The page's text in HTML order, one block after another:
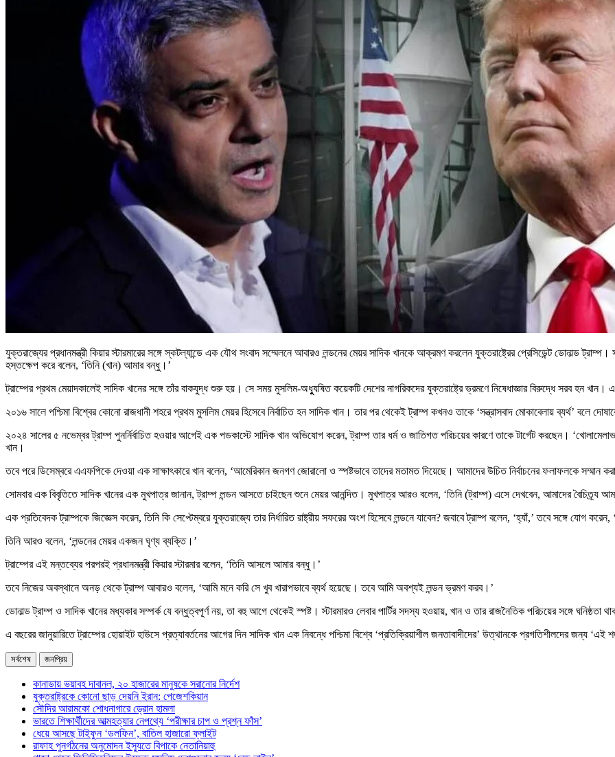
যুক্তরাজ্যের প্রধানমন্ত্রী কিয়ার স্টারমারের সঙ্গে স্কটল্যান্ডে এক যৌথ সংবাদ সম্মেলনে আবারও লন্ডনের মেয়র সাদিক খানকে আক্রমণ করলেন যুক্তরাষ্ট্রের প্রেসিডেন্ট ডোনাল্ড
হস্তক্ষেপ করে বলেন, ‘তিনি (খান) আমার বন্ধু।’
ট্রাম্পের প্রথম মেয়াদকালেই সাদিক খানের সঙ্গে তাঁর বাকযুদ্ধ শুরু হয়। সে সময় মুসলিম-অধ্যুুষিত কয়েকটি দেশের নাগরিকদের যুক্তরাষ্ট্রে ভ্রমণে নিষেধাজ্ঞার বিরুদ্ধে সরব হন
২০১৬ সালে পশ্চিমা বিশ্বের কোনো রাজধানী শহরে প্রথম মুসলিম মেয়র হিসেবে নির্বাচিত হন সাদিক খান। তার পর থেকেই ট্রাম্প কখনও তাকে ‘সন্ত্রাসবাদ মোকাবেলায় ব্যর্থ’
২০২৪ সালের ৫ নভেম্বর ট্রাম্প পুনর্নির্বাচিত হওয়ার আগেই এক পডকাস্টে সাদিক খান অভিযোগ করেন, ট্রাম্প তার ধর্ম ও জাতিগত পরিচয়ের কারণে তাকে টার্গেট করছেন।
খান।
তবে পরে ডিসেম্বরে এএফপিকে দেওয়া এক সাক্ষাৎকারে খান বলেন, ‘আমেরিকান জনগণ জোরালো ও স্পষ্টভাবে তাদের মতামত দিয়েছে। আমাদের উচিত নির্বাচনের ফলাফলকে সম্মান
সোমবার এক বিবৃতিতে সাদিক খানের এক মুখপাত্র জানান, ট্রাম্প লন্ডন আসতে চাইছেন শুনে মেয়র আনন্দিত। মুখপাত্র আরও বলেন, ‘তিনি (ট্রাম্প) এসে দেখবেন, আমাদের বৈচিত্র্য
এক প্রতিবেদক ট্রাম্পকে জিজ্ঞেস করেন, তিনি কি সেপ্টেম্বরে যুক্তরাজ্যে তার নির্ধারিত রাষ্ট্রীয় সফরের অংশ হিসেবে লন্ডনে যাবেন? জবাবে ট্রাম্প বলেন, ‘হ্যাঁ,’ তবে সঙ্গে যোগ
তিনি আরও বলেন, ‘লন্ডনের মেয়র একজন ঘৃণ্য ব্যক্তি।’
ট্রাম্পের এই মন্তব্যের পরপরই প্রধানমন্ত্রী কিয়ার স্টারমার বলেন, ‘তিনি আসলে আমার বন্ধু।’
তবে নিজের অবস্থানে অনড় থেকে ট্রাম্প আবারও বলেন, ‌‘আমি মনে করি সে খুব খারাপভাবে ব্যর্থ হয়েছে। তবে আমি অবশ্যই লন্ডন ভ্রমণ করব।’
ডোনাল্ড ট্রাম্প ও সাদিক খানের মধ্যকার সম্পর্ক যে বন্ধুত্বপূর্ণ নয়, তা বহু আগে থেকেই স্পষ্ট। স্টারমারও লেবার পার্টির সদস্য হওয়ায়, খান ও তার রাজনৈতিক পরিচয়ের সঙ্গে ঘনিষ্ঠতা
এ বছরের জানুয়ারিতে ট্রাম্পের হোয়াইট হাউসে প্রত্যাবর্তনের আগের দিন সাদিক খান এক নিবন্ধে পশ্চিমা বিশ্বে ‘প্রতিক্রিয়াশীল জনতাবাদীদের’ উত্থানকে প্রগতিশীলদের জন্য
সর্বশেষ জনপ্রিয়
কানাডায় ভয়াবহ দাবানল, ২০ হাজারের মানুষকে সরানোর নির্দেশ
যুক্তরাষ্ট্রকে কোনো ছাড় দেয়নি ইরান: পেজেশকিয়ান
সৌদির আরামকো শোধনাগারে ড্রোন হামলা
ভারতে শিক্ষার্থীদের আত্মহত্যার নেপথ্যে ‘পরীক্ষার চাপ ও প্রশ্ন ফাঁস’
ধেয়ে আসছে টাইফুন ‘ডলফিন’, বাতিল হাজারো ফ্লাইট
রাফাহ পুনর্গঠনের অনুমোদন ইস্যুতে বিপাকে নেতানিয়াহু